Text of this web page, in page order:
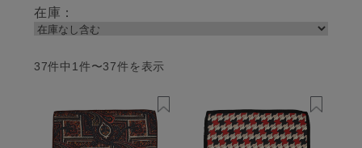
在庫：
37件中1件〜37件を表示